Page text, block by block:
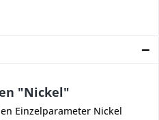
"Nickel"
Einzelparameter Nickel